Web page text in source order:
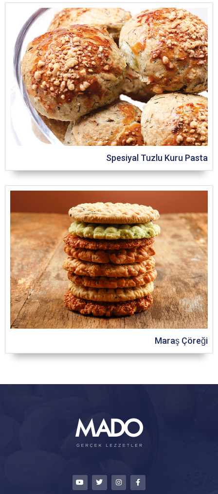
Spesiyal Tuzlu Kuru Pasta
Maraş Çöreği